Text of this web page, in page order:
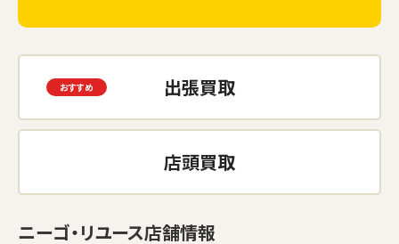
出張買取
店頭買取
ニーゴ・リユース店舗情報